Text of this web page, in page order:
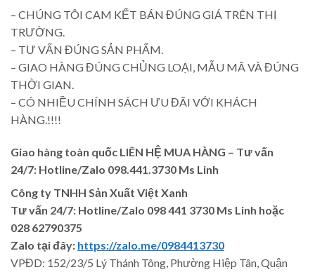
– CHÚNG TÔI CAM KẾT BÁN ĐÚNG GIÁ TRÊN THỊ
TRƯỜNG.
– TƯ VẤN ĐÚNG SẢN PHẨM.
– GIAO HÀNG ĐÚNG CHỦNG LOẠI, MẪU MÃ VÀ ĐÚNG
THỜI GIAN.
– CÓ NHIỀU CHÍNH SÁCH ƯU ĐÃI VỚI KHÁCH
HÀNG.!!!!
Giao hàng toàn quốc LIÊN HỆ MUA HÀNG – Tư vấn
24/7: Hotline/Zalo 098.441.3730 Ms Linh
Công ty TNHH Sản Xuất Việt Xanh
Tư vấn 24/7: Hotline/Zalo 098 441 3730 Ms Linh hoặc
028 62790375
Zalo tại đây: https://zalo.me/0984413730
VPĐD: 152/23/5 Lý Thánh Tông, Phường Hiệp Tân, Quận